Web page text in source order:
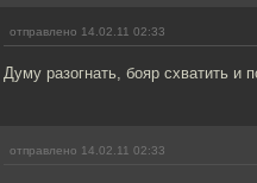
отправлено 14.02.11 02:33
Думу разогнать, бояр схватить и
отправлено 14.02.11 02:33